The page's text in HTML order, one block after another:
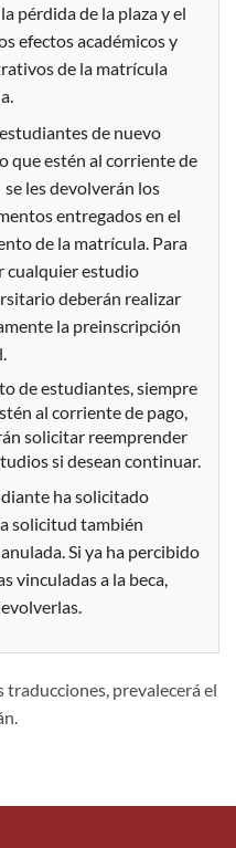
pérdida de la plaza y el
efectos académicos y
de la matrícula
de nuevo
que estén al corriente de
se les devolverán los
entregados en el
de la matrícula. Para
cualquier estudio
deberán realizar
la preinscripción
de estudiantes, siempre
al corriente de pago,
solicitar reemprender
si desean continuar.
ha solicitado
solicitud también
Si ya ha percibido
vinculadas a la beca,
traducciones, prevalecerá el